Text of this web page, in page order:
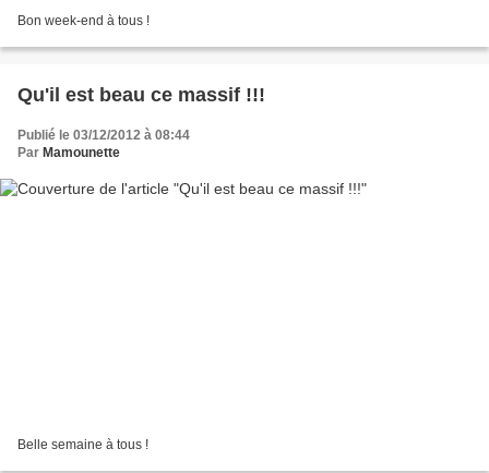
Bon week-end à tous !
Qu'il est beau ce massif !!!
Publié le 03/12/2012 à 08:44
Par Mamounette
Belle semaine à tous !